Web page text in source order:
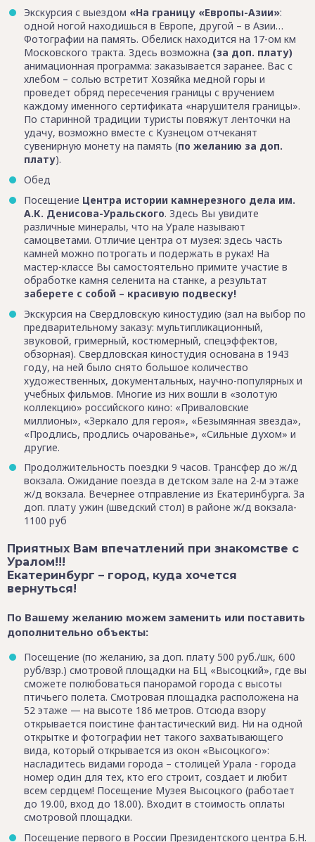
Экскурсия с выездом «На границу «Европы-Азии»:
одной ногой находишься в Европе, другой – в Азии…
Фотографии на память. Обелиск находится на 17-ом км
Московского тракта. Здесь возможна (за доп. плату)
анимационная программа: заказывается заранее. Вас с
хлебом – солью встретит Хозяйка медной горы и
проведет обряд пересечения границы с вручением
каждому именного сертификата «нарушителя границы».
По старинной традиции туристы повяжут ленточки на
удачу, возможно вместе с Кузнецом отчеканят
сувенирную монету на память (по желанию за доп.
плату).
Обед
Посещение Центра истории камнерезного дела им.
А.К. Денисова-Уральского. Здесь Вы увидите
различные минералы, что на Урале называют
самоцветами. Отличие центра от музея: здесь часть
камней можно потрогать и подержать в руках! На
мастер-классе Вы самостоятельно примите участие в
обработке камня селенита на станке, а результат
заберете с собой – красивую подвеску!
Экскурсия на Свердловскую киностудию (зал на выбор по
предварительному заказу: мультипликационный,
звуковой, гримерный, костюмерный, спецэффектов,
обзорная). Свердловская киностудия основана в 1943
году, на ней было снято большое количество
художественных, документальных, научно-популярных и
учебных фильмов. Многие из них вошли в «золотую
коллекцию» российского кино: «Приваловские
миллионы», «Зеркало для героя», «Безымянная звезда»,
«Продлись, продлись очарованье», «Сильные духом» и
другие.
Продолжительность поездки 9 часов. Трансфер до ж/д
вокзала. Ожидание поезда в детском зале на 2-м этаже
ж/д вокзала. Вечернее отправление из Екатеринбурга. За
доп. плату ужин (шведский стол) в районе ж/д вокзала-
1100 руб
Приятных Вам впечатлений при знакомстве с
Уралом!!!
Екатеринбург – город, куда хочется
вернуться!
По Вашему желанию можем заменить или поставить
дополнительно объекты:
Посещение (по желанию, за доп. плату 500 руб./шк, 600
руб/взр.) смотровой площадки на БЦ «Высоцкий», где вы
сможете полюбоваться панорамой города с высоты
птичьего полета. Смотровая площадка расположена на
52 этаже — на высоте 186 метров. Отсюда взору
открывается поистине фантастический вид. Ни на одной
открытке и фотографии нет такого захватывающего
вида, который открывается из окон «Высоцкого»:
насладитесь видами города – столицей Урала - города
номер один для тех, кто его строит, создает и любит
всем сердцем! Посещение Музея Высоцкого (работает
до 19.00, вход до 18.00). Входит в стоимость оплаты
смотровой площадки.
Посещение первого в России Президентского центра Б.Н.